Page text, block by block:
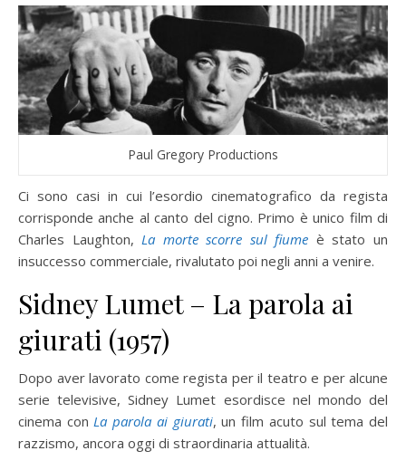
Paul Gregory Productions
Ci sono casi in cui l’esordio cinematografico da regista
corrisponde anche al canto del cigno. Primo è unico film di
Charles Laughton,La morte scorre sul fiume è stato un
insuccesso commerciale, rivalutato poi negli anni a venire.
Sidney Lumet – La parola ai
giurati (1957)
Dopo aver lavorato come regista per il teatro e per alcune
serie televisive, Sidney Lumet esordisce nel mondo del
cinema conLa parola ai giurati, un film acuto sul tema del
razzismo, ancora oggi di straordinaria attualità.